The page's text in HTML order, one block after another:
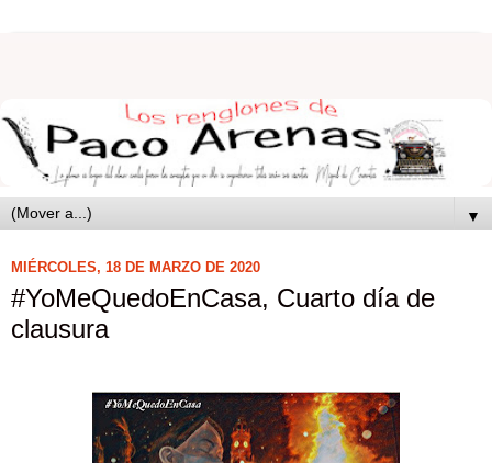
▼
MIÉRCOLES, 18 DE MARZO DE 2020
#YoMeQuedoEnCasa, Cuarto día de
clausura